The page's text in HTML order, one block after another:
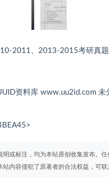
2011、2013-2015考研真
资料库 www.uu2id.com
明或标注，均为本站原创收集发布。
站内容侵犯了原著者的合法权益，可